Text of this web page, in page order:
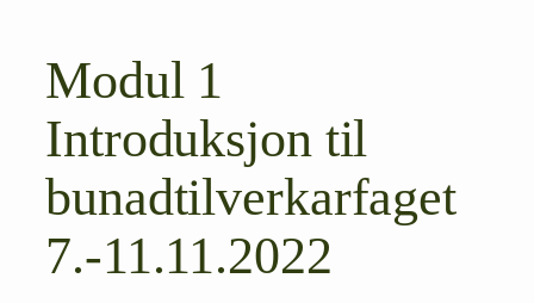
Modul 1
Introduksjon til
bunadtilverkarfaget
7.-11.11.2022